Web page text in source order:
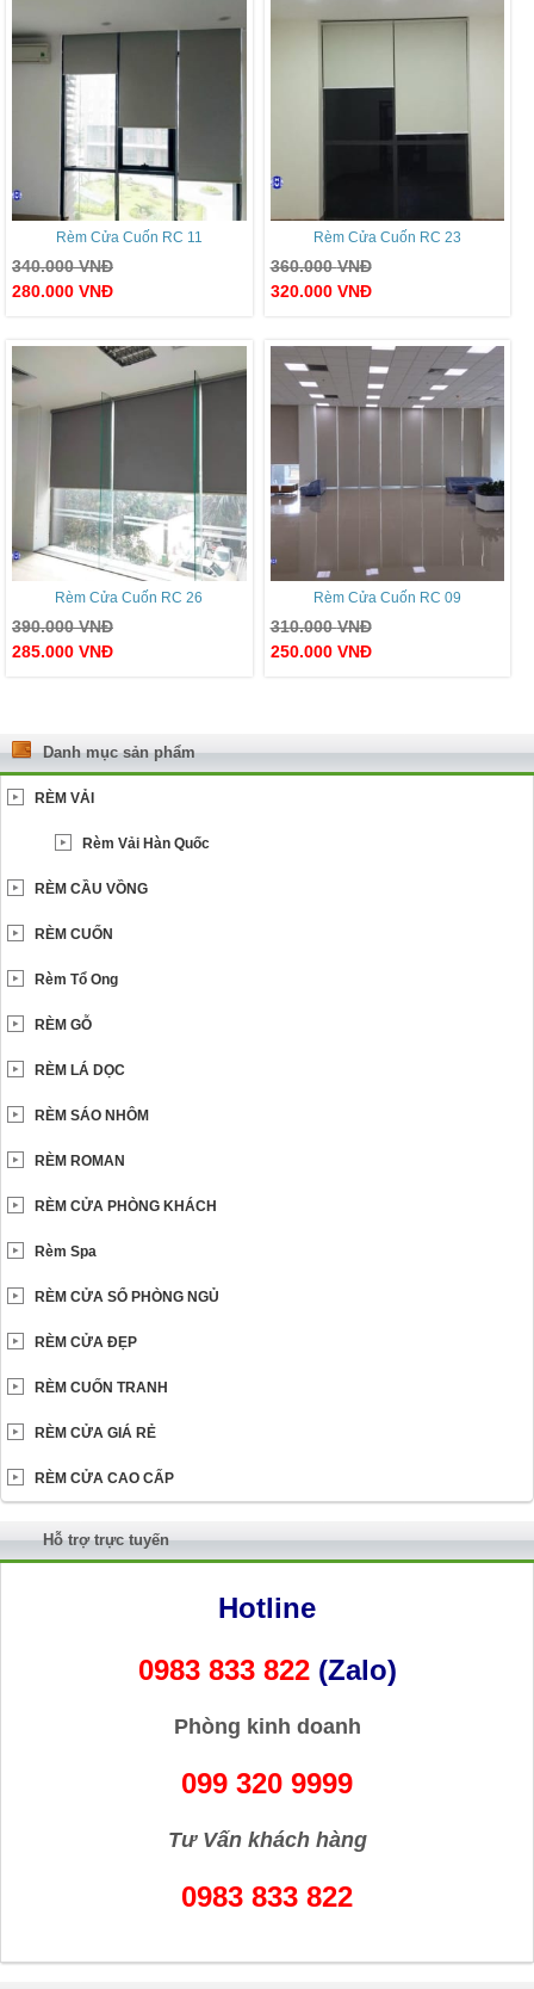
Rèm Cửa Cuốn RC 11
340.000VNĐ
280.000 VNĐ
Rèm Cửa Cuốn RC 23
360.000VNĐ
320.000 VNĐ
Rèm Cửa Cuốn RC 26
390.000VNĐ
285.000 VNĐ
Rèm Cửa Cuốn RC 09
310.000VNĐ
250.000 VNĐ
Danh mục sản phẩm
RÈM VẢI
Rèm Vải Hàn Quốc
RÈM CẦU VỒNG
RÈM CUỐN
Rèm Tổ Ong
RÈM GỖ
RÈM LÁ DỌC
RÈM SÁO NHÔM
RÈM ROMAN
RÈM CỬA PHÒNG KHÁCH
Rèm Spa
RÈM CỬA SỔ PHÒNG NGỦ
RÈM CỬA ĐẸP
RÈM CUỐN TRANH
RÈM CỬA GIÁ RẺ
RÈM CỬA CAO CẤP
Hỗ trợ trực tuyến
Hotline
0983 833 822 (Zalo)
Phòng kinh doanh
099 320 9999
Tư Vấn khách hàng
0983 833 822